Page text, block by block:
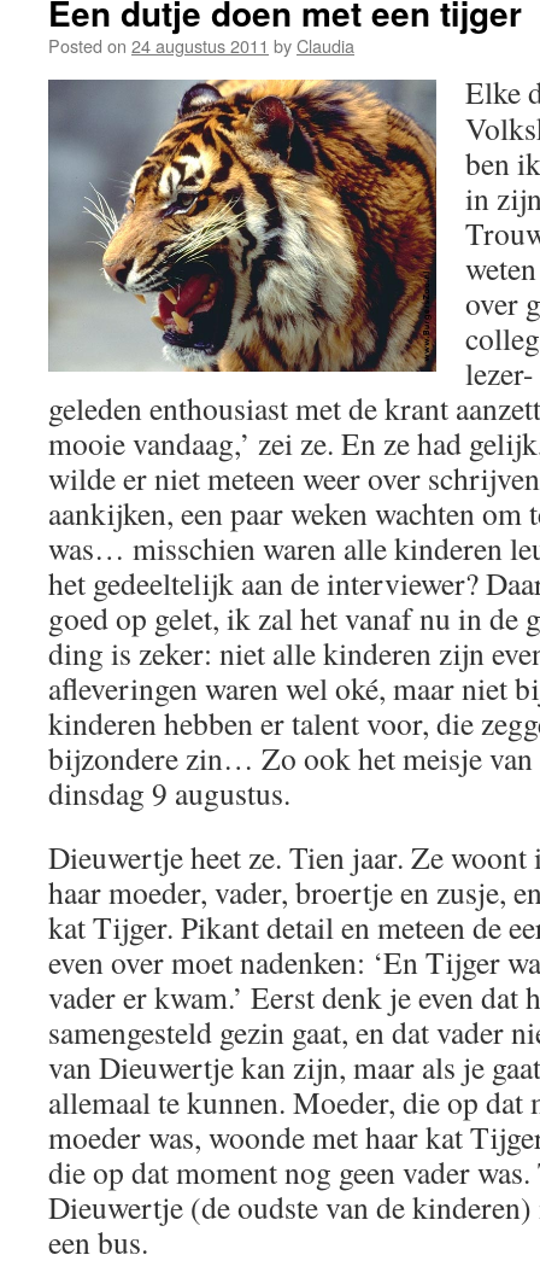
Een dutje doen met een tijger
Posted on 24 augustus 2011 byClaudia
Elke
ben
in
over
geleden enthousiast met de krant
mooie vandaag,’ zei ze. En ze had
wilde er niet meteen weer over
aankijken, een paar weken wachten
was… misschien waren alle kinderen
het gedeeltelijk aan de interviewer?
goed op gelet, ik zal het vanaf nu in de
ding is zeker: niet alle kinderen zijn
afleveringen waren wel oké, maar niet
kinderen hebben er talent voor, die
bijzondere zin… Zo ook het meisje van
dinsdag 9 augustus.
Dieuwertje heet ze. Tien jaar. Ze
haar moeder, vader, broertje en zusje,
kat Tijger. Pikant detail en meteen de
even over moet nadenken: ‘En Tijger
vader er kwam.’ Eerst denk je even dat
samengesteld gezin gaat, en dat vader
van Dieuwertje kan zijn, maar als je
allemaal te kunnen. Moeder, die op dat
moeder was, woonde met haar kat
die op dat moment nog geen vader
Dieuwertje (de oudste van de
een bus.